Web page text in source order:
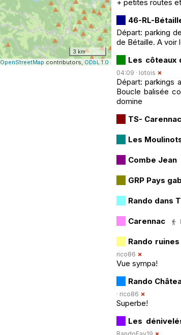
3 km
OpenStreetMap contributors, ODbL 1.0
+ petites routes
46-RL-
Départ: parking
de Bétaille. A voir
Les côteaux
04:09 · lotois
Départ: parkings
Boucle balisée
domine
TS- Carennac
Les
Combe Jean
GRP Pays
Rando dans
Carennac
Rando
rico86
Vue sympa!
Rando
· rico86
Superbe!
Les